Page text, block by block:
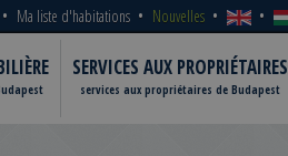
Ma liste d'habitations Nouvelles
SERVICES AUX PROPRIÉTAIRES
services aux propriétaires de Budapest